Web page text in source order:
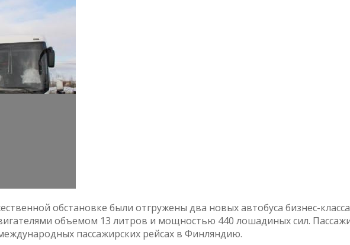
обстановке были отгружены два новых автобуса бизнес-
объемом 13 литров и мощностью 440 лошадиных сил.
пассажирских рейсах в Финляндию.